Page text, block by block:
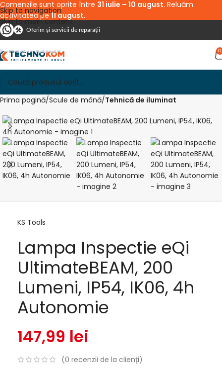
Skip to navigation
Skip to main content
Oferim și servicii de reparații
0
Prima pagină Scule de mână Tehnică de iluminat
KS Tools
Lampa Inspectie eQi
UltimateBEAM, 200
Lumeni, IP54, IK06, 4h
Autonomie
147,99 lei
(0 recenzii de la clienți)
Comenzile sunt oprite între 31 iulie – 10 august. Reluăm
activitatea pe11 august.